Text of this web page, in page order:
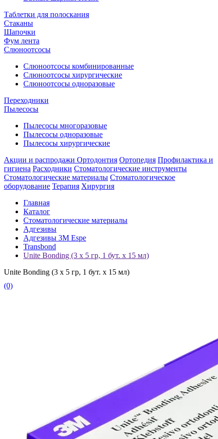
Таблетки для полоскания
Стаканы
Шапочки
Фум лента
Слюноотсосы
Слюноотсосы комбинированные
Слюноотсосы хирургические
Слюноотсосы одноразовые
Переходники
Пылесосы
Пылесосы многоразовые
Пылесосы одноразовые
Пылесосы хирургические
Акции и распродажи Ортодонтия Ортопедия Профилактика и
гигиена Расходники Стоматологические инструменты
Стоматологические материалы Стоматологическое
оборудование Терапия Хирургия
Главная
Каталог
Стоматологические материалы
Адгезивы
Адгезивы 3M Espe
Transbond
Unite Bonding (3 х 5 гр, 1 бут. x 15 мл)
Unite Bonding (3 х 5 гр, 1 бут. x 15 мл)
(0)